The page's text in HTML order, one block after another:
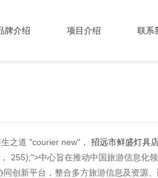
牌介绍 项目介绍 联系
之道 "courier new"， 招远市鲜盛灯具
255);">中心旨在推动中国旅游信息化
创新平台，整合多方旅游信息及资源